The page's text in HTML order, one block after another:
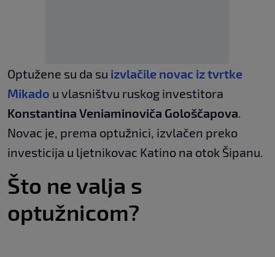
Optužene su da su izvlačile novac iz tvrtke
Mikado u vlasništvu ruskog investitora
Konstantina Veniaminoviča Gološčapova.
Novac je, prema optužnici, izvlačen preko
investicija u ljetnikovac Katino na otok Šipanu.
Što ne valja s
optužnicom?